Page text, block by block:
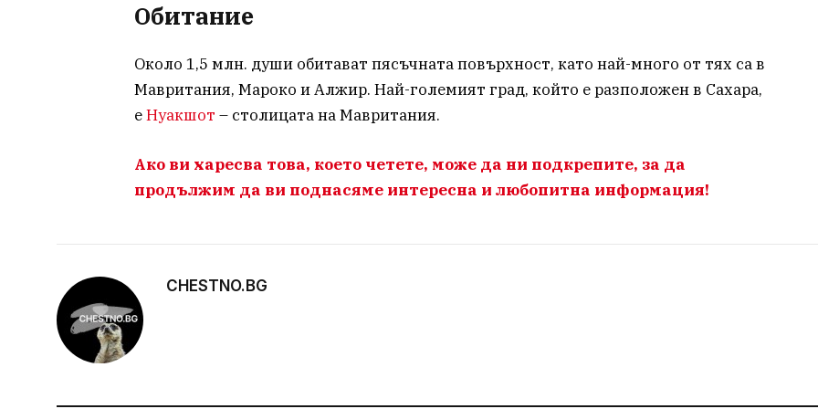
Обитание
Около 1,5 млн. души обитават пясъчната повърхност, като най-много от тях са в
Мавритания, Мароко и Алжир. Най-големият град, който е разположен в Сахара,
еНуакшот – столицата на Мавритания.
Ако ви харесва това, което четете, може да ни подкрепите, за да
продължим да ви поднасяме интересна и любопитна информация!
CHESTNO.BG